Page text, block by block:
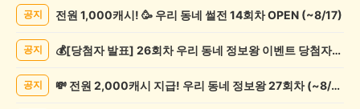
공지 전원 1,000캐시! 🥳 우리 동네 썰전 14회차 OPEN (~8/17)
공지 💰[당첨자 발표] 26회차 우리 동네 정보왕 이벤트 당첨자를 발표합니다!
공지 💸 전원 2,000캐시 지급! 우리 동네 정보왕 27회차 (~8/10)